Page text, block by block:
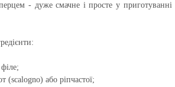
- дуже смачне і просте у приготуванні
(scalogno) або ріпчастої;